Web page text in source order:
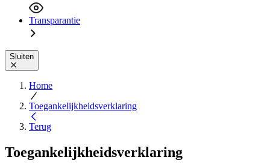
Transparantie
Sluiten
Home
Toegankelijkheidsverklaring
Terug
Toegankelijkheidsverklaring